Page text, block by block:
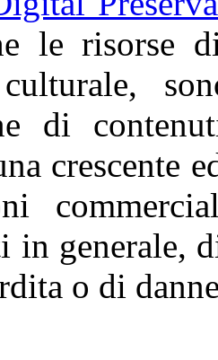
le risorse
di
crescente
in generale,
o di